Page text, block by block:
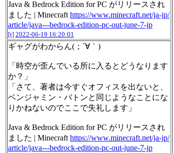
Java & Bedrock Edition for PC がリリースされ
ました | Minecrafthttps://www.minecraft.net/ja-jp/
article/java---bedrock-edition-pc-out-june-7-jp
[t] 2022-06-19 16:20:01
ギャグがわからん(；´∀｀)
「時空が歪んでいる所に入るとどうなります
か？」
「さて、著者は今すぐオフィスを出ないと、
ベンジャミン・バトンと同じようなことにな
りかねないのでここで失礼します」
Java & Bedrock Edition for PC がリリースされ
ました | Minecrafthttps://www.minecraft.net/ja-jp/
article/java---bedrock-edition-pc-out-june-7-jp